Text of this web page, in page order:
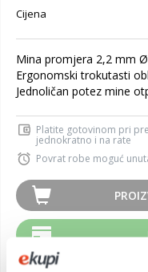
Cijena
Mina promjera 2,2 mm
Ergonomski trokutasti
Jednoličan potez mine
Platite gotovinom pri
jednokratno i na rate
Povrat robe moguć